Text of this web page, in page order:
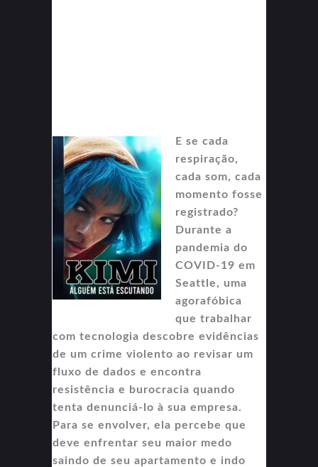
E se cada
respiração,
cada som, cada
momento fosse
registrado?
Durante a
pandemia do
COVID-19 em
Seattle, uma
agorafóbica
que trabalhar
com tecnologia descobre evidências
de um crime violento ao revisar um
fluxo de dados e encontra
resistência e burocracia quando
tenta denunciá-lo à sua empresa.
Para se envolver, ela percebe que
deve enfrentar seu maior medo
saindo de seu apartamento e indo